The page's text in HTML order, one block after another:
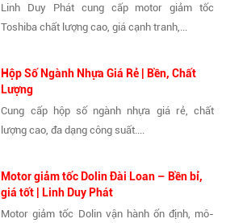
Linh Duy Phát cung cấp motor giảm tốc
Toshiba chất lượng cao, giá cạnh tranh,...
Hộp Số Ngành Nhựa Giá Rẻ | Bền, Chất
Lượng
Cung cấp hộp số ngành nhựa giá rẻ, chất
lượng cao, đa dạng công suất....
Motor giảm tốc Dolin Đài Loan – Bền bỉ,
giá tốt | Linh Duy Phát
Motor giảm tốc Dolin vận hành ổn định, mô-